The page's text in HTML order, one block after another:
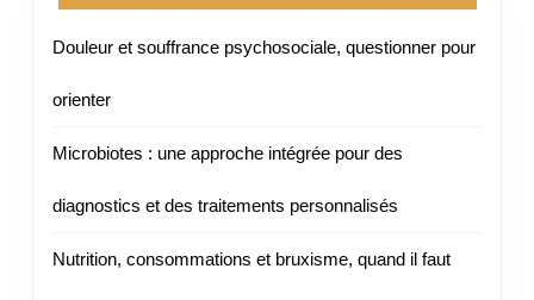
Douleur et souffrance psychosociale, questionner pour
orienter
Microbiotes : une approche intégrée pour des
diagnostics et des traitements personnalisés
Nutrition, consommations et bruxisme, quand il faut